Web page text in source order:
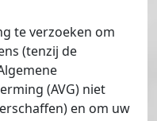
te verzoeken om
(tenzij de
(AVG) niet
en om uw